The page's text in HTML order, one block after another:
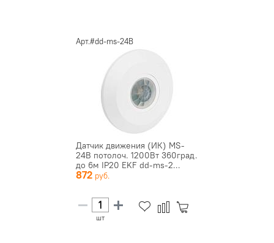
Арт.#dd-ms-24B
Датчик движения (ИК) MS-
24B потолоч. 1200Вт 360град.
до 6м IP20 EKF dd-ms-2...
872
шт